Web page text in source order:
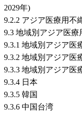
2029年)
9.2.2 アジア医療用不
9.3 地域別アジア医療
9.3.1 地域別アジア医
9.3.2 地域別アジア医
9.3.3 地域別アジア医
9.3.4 日本
9.3.5 韓国
9.3.6 中国台湾